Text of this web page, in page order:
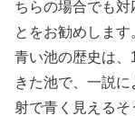
ちらの場合でも
とをお勧めします
青い池の歴史は
きた池で、一説
射で青く見える